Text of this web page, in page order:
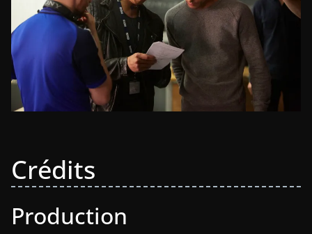
Crédits
Production